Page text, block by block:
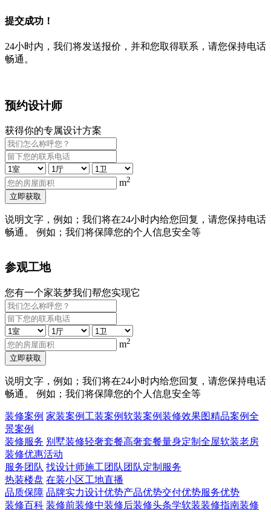
提交成功！
24小时内，我们将发送报价，并和您取得联系，请您保持电话
畅通。
预约设计师
获得你的专属设计方案
m2
立即获取
说明文字，例如；我们将在24小时内给您回复，请您保持电话
畅通。 例如；我们将保障您的个人信息安全等
参观工地
您有一个家装梦我们帮您实现它
m2
立即获取
说明文字，例如；我们将在24小时内给您回复，请您保持电话
畅通。 例如；我们将保障您的个人信息安全等
装修案例 家装案例 工装案例软装案例装修效果图精品案例全
景案例
装修服务 别墅装修轻奢套餐高奢套餐量身定制 全屋软装老房
装修优惠活动
服务团队 找设计师施工团队 团队定制服务
热装楼盘 在装小区工地直播
品质保障 品牌实力设计优势产品优势交付优势服务优势
装修百科 装修前装修中装修后装修头条学软装装修指南装修